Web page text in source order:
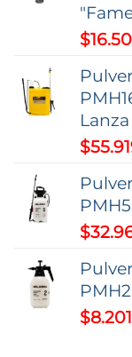
$
Lanza
$
$
$